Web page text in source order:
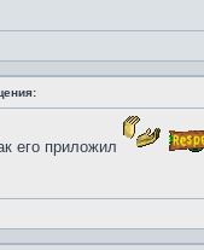
его приложил